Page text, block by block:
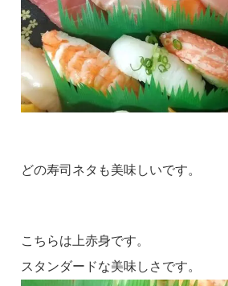
どの寿司ネタも美味しいです。
こちらは上赤身です。
スタンダードな美味しさです。